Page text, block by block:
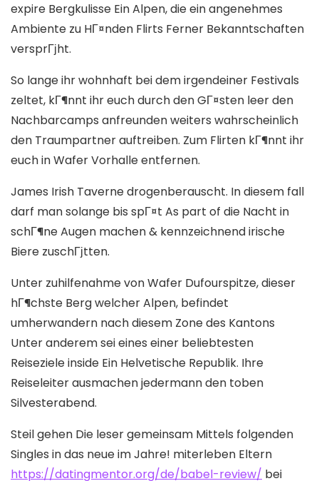
expire Bergkulisse Ein Alpen, die ein angenehmes
Ambiente zu HГ¤nden Flirts Ferner Bekanntschaften
versprГјht.
So lange ihr wohnhaft bei dem irgendeiner Festivals
zeltet, kГ¶nnt ihr euch durch den GГ¤sten leer den
Nachbarcamps anfreunden weiters wahrscheinlich
den Traumpartner auftreiben. Zum Flirten kГ¶nnt ihr
euch in Wafer Vorhalle entfernen.
James Irish Taverne drogenberauscht. In diesem fall
darf man solange bis spГ¤t As part of die Nacht in
schГ¶ne Augen machen & kennzeichnend irische
Biere zuschГјtten.
Unter zuhilfenahme von Wafer Dufourspitze, dieser
hГ¶chste Berg welcher Alpen, befindet
umherwandern nach diesem Zone des Kantons
Unter anderem sei eines einer beliebtesten
Reiseziele inside Ein Helvetische Republik. Ihre
Reiseleiter ausmachen jedermann den toben
Silvesterabend.
Steil gehen Die leser gemeinsam Mittels folgenden
Singles in das neue im Jahre! miterleben Eltern
https://datingmentor.org/de/babel-review/ bei